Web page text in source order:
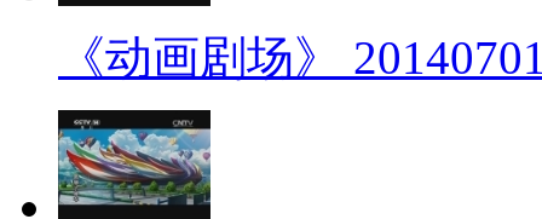
《动画剧场》